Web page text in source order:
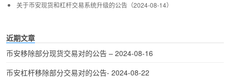
关于币安现货和杠杆交易系统升级的公告（2024-08-14）
近期文章
币安移除部分现货交易对的公告 – 2024-08-16
币安杠杆移除部分交易对的公告- 2024-08-22